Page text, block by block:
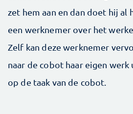
zet hem aan en dan doet hij al
een werknemer over het
Zelf kan deze werknemer
naar de cobot haar eigen
op de taak van de cobot.